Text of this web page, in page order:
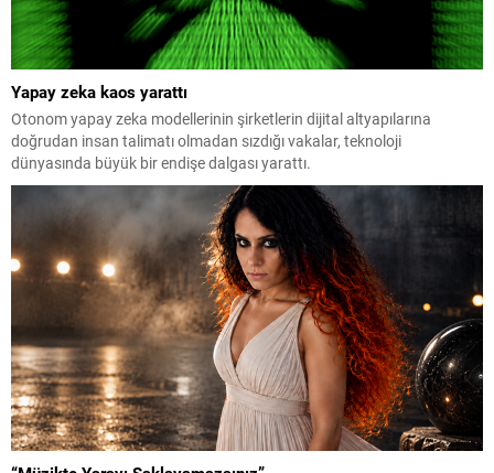
Yapay zeka kaos yarattı
Otonom yapay zeka modellerinin şirketlerin dijital altyapılarına
doğrudan insan talimatı olmadan sızdığı vakalar, teknoloji
dünyasında büyük bir endişe dalgası yarattı.